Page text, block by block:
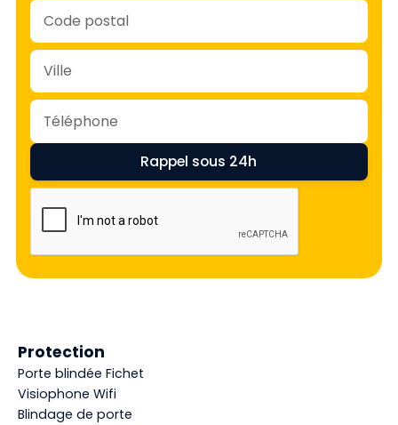
Protection
Porte blindée Fichet
Visiophone Wifi
Blindage de porte